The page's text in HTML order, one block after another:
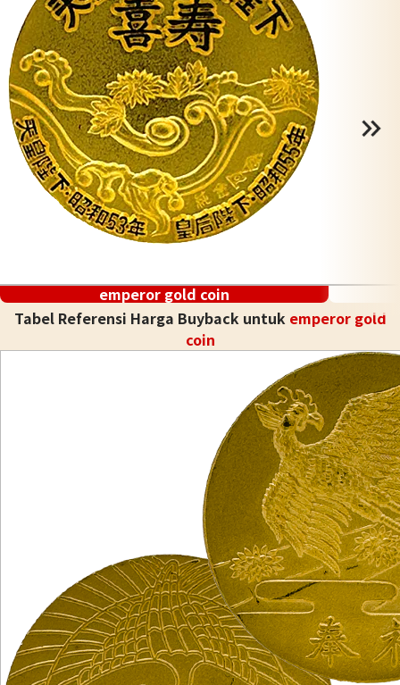
emperor gold coin
Tabel Referensi Harga Buyback untuk emperor gold
coin